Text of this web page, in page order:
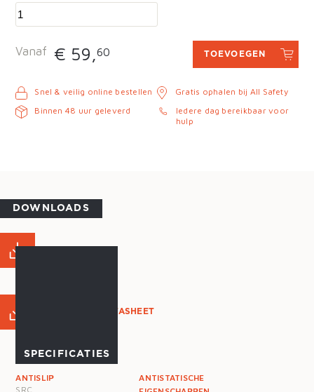
Vanaf € 59,60 TOEVOEGEN
Snel & veilig online bestellen
Binnen 48 uur geleverd
Gratis ophalen bij All Safety
Iedere dag bereikbaar voor
hulp
DOWNLOADS
PRODUCT DATASHEET
SPECIFICATIES
ANTISLIP
SRC
ANTISTATISCHE